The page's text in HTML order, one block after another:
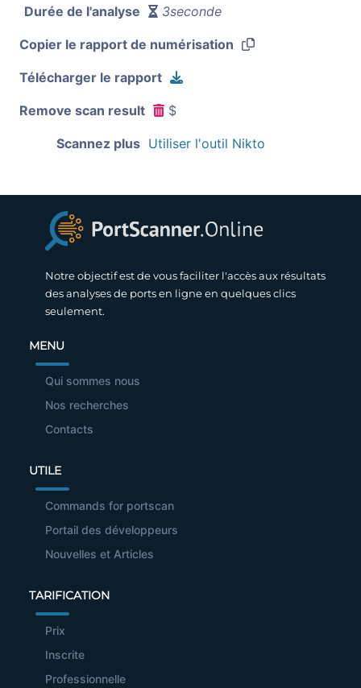
Durée de l'analyse 3seconde
Copier le rapport de numérisation
Télécharger le rapport
Remove scan result $
Scannez plus Utiliser l'outil Nikto
Notre objectif est de vous faciliter l'accès aux résultats
des analyses de ports en ligne en quelques clics
seulement.
MENU
Qui sommes nous
Nos recherches
Contacts
UTILE
Commands for portscan
Portail des développeurs
Nouvelles et Articles
TARIFICATION
Prix
Inscrite
Professionnelle